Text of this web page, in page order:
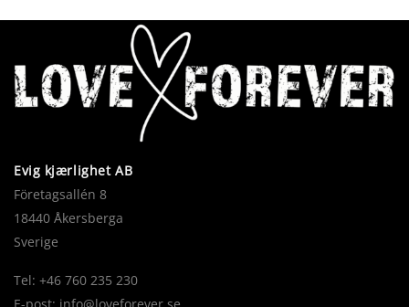
Evig kjærlighet AB
Företagsallén 8
18440 Åkersberga
Sverige
Tel: +46 760 235 230